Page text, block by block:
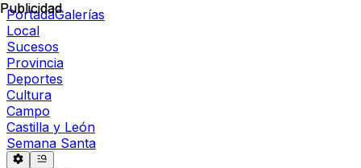
PortadaGalerías
Local
Sucesos
Provincia
Deportes
Cultura
Campo
Castilla y León
Semana Santa
Publicidad
Publicidad